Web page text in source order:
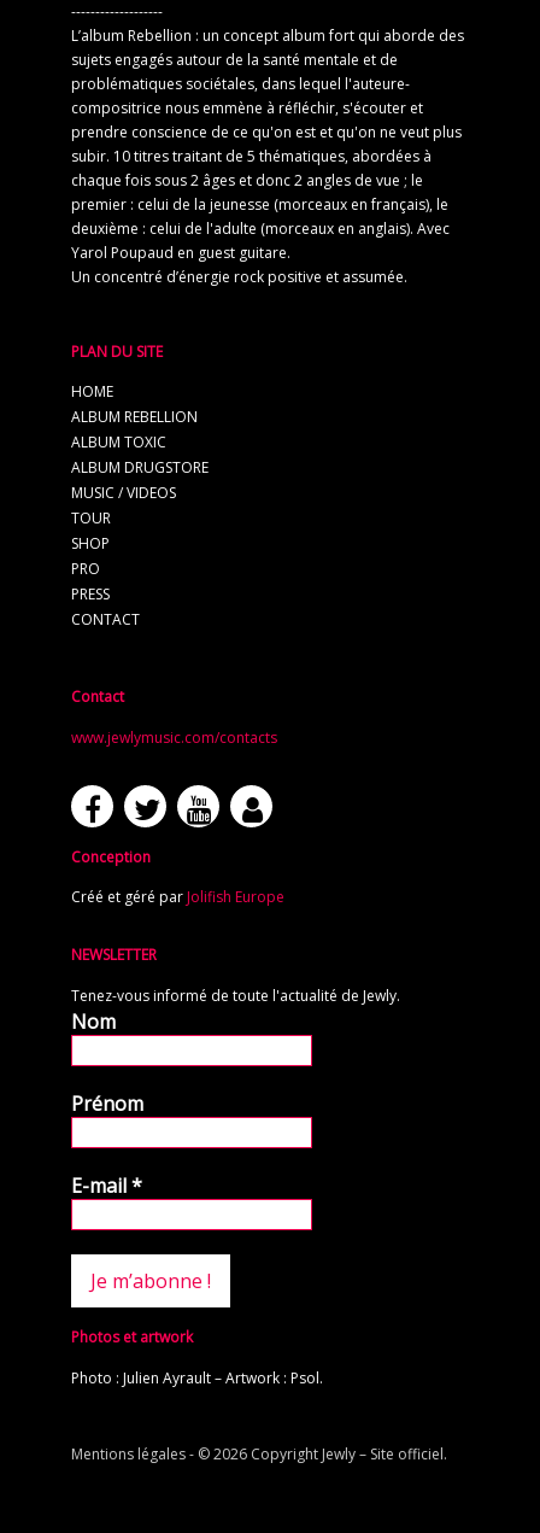
-------------------
L’album Rebellion : un concept album fort qui aborde des
sujets engagés autour de la santé mentale et de
problématiques sociétales, dans lequel l'auteure-
compositrice nous emmène à réfléchir, s'écouter et
prendre conscience de ce qu'on est et qu'on ne veut plus
subir. 10 titres traitant de 5 thématiques, abordées à
chaque fois sous 2 âges et donc 2 angles de vue ; le
premier : celui de la jeunesse (morceaux en français), le
deuxième : celui de l'adulte (morceaux en anglais). Avec
Yarol Poupaud en guest guitare.
Un concentré d’énergie rock positive et assumée.
PLAN DU SITE
HOME
ALBUM REBELLION
ALBUM TOXIC
ALBUM DRUGSTORE
MUSIC / VIDEOS
TOUR
SHOP
PRO
PRESS
CONTACT
Contact
www.jewlymusic.com/contacts
Conception
Créé et géré par Jolifish Europe
NEWSLETTER
Tenez-vous informé de toute l'actualité de Jewly.
Nom
Prénom
E-mail*
Photos et artwork
Photo : Julien Ayrault – Artwork : Psol.
Mentions légales- © 2026 Copyright Jewly – Site officiel.